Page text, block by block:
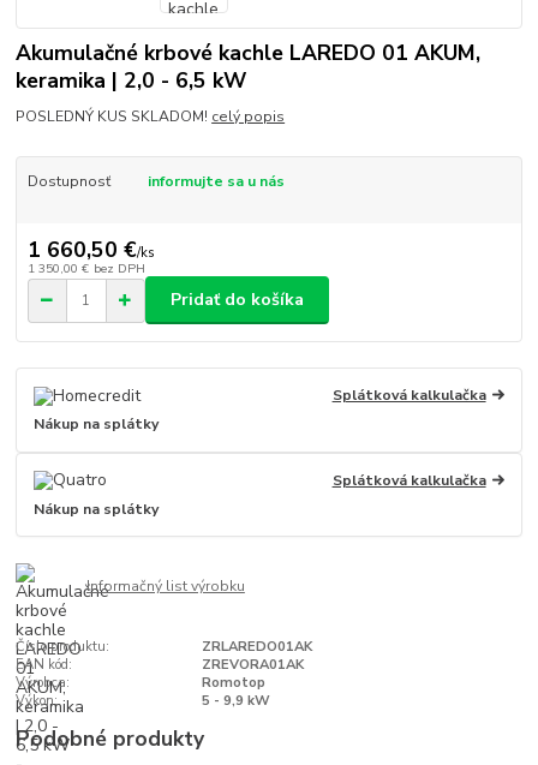
Akumulačné krbové kachle LAREDO 01 AKUM,
keramika | 2,0 - 6,5 kW
POSLEDNÝ KUS SKLADOM! celý popis
Dostupnosť informujte sa u nás
1 660,50 €/ks
1 350,00 € bez DPH
Pridať do košíka
Splátková kalkulačka
Nákup na splátky
Splátková kalkulačka
Nákup na splátky
Informačný list výrobku
Číslo produktu:
ZRLAREDO01AK
EAN kód:
ZREVORA01AK
Výrobca:
Romotop
Výkon:
5 - 9,9 kW
Podobné produkty